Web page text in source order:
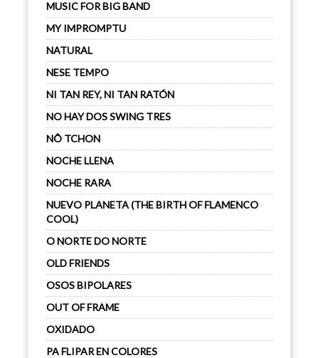
MUSIC FOR BIG BAND
MY IMPROMPTU
NATURAL
NESE TEMPO
NI TAN REY, NI TAN RATÓN
NO HAY DOS SWING TRES
NÔ TCHON
NOCHE LLENA
NOCHE RARA
NUEVO PLANETA (THE BIRTH OF FLAMENCO
COOL)
O NORTE DO NORTE
OLD FRIENDS
OSOS BIPOLARES
OUT OF FRAME
OXIDADO
PA FLIPAR EN COLORES